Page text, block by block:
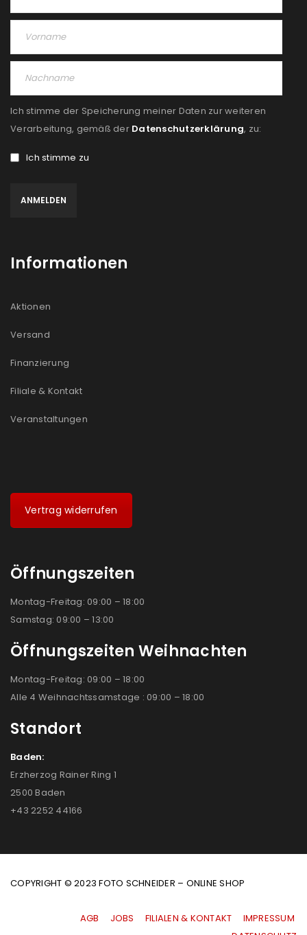
Ich stimme der Speicherung meiner Daten zur weiteren
Verarbeitung, gemäß der Datenschutzerklärung, zu:
Ich stimme zu
Informationen
Aktionen
Versand
Finanzierung
Filiale & Kontakt
Veranstaltungen
Vertrag widerrufen
Öffnungszeiten
Montag-Freitag: 09:00 – 18:00
Samstag: 09:00 – 13:00
Öffnungszeiten Weihnachten
Montag-Freitag: 09:00 – 18:00
Alle 4 Weihnachtssamstage : 09:00 – 18:00
Standort
Baden:
Erzherzog Rainer Ring 1
2500 Baden
+43 2252 44166
COPYRIGHT © 2023 FOTO SCHNEIDER – ONLINE SHOP
AGB JOBS FILIALEN & KONTAKT
IMPRESSUM